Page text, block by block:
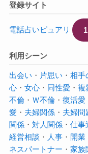
登録サイト
電話占いピュアリ
利用シーン
出会い ・ 片思い ・ 相手
心・ 女心・ 同性愛 ・ 複
不倫・ Ｗ不倫・ 復活愛
愛 ・ 夫婦関係・ 夫婦問
関係・ 対人関係・ 仕事
経営相談 ・ 人事・ 開業
ネスパートナー ・ 家族